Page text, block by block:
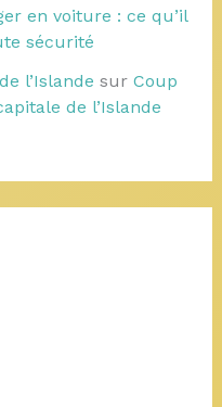
en voiture : ce qu’il
sécurité
l’Islande sur Coup
de l’Islande